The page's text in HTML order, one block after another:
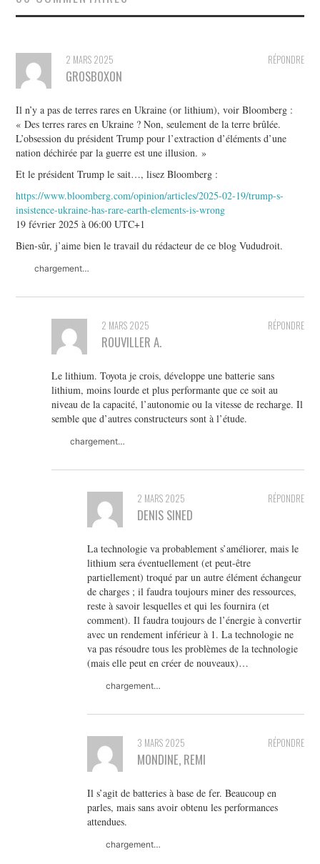
RÉPONDRE
2 MARS 2025
GROSBOXON
Il n’y a pas de terres rares en Ukraine (or lithium), voir Bloomberg :
« Des terres rares en Ukraine ? Non, seulement de la terre brûlée.
L’obsession du président Trump pour l’extraction d’éléments d’une
nation déchirée par la guerre est une illusion. »
Et le président Trump le sait…, lisez Bloomberg :
https://www.bloomberg.com/opinion/articles/2025-02-19/trump-s-
insistence-ukraine-has-rare-earth-elements-is-wrong
19 février 2025 à 06:00 UTC+1
Bien-sûr, j’aime bien le travail du rédacteur de ce blog Vududroit.
chargement…
RÉPONDRE
2 MARS 2025
ROUVILLER A.
Le lithium. Toyota je crois, développe une batterie sans
lithium, moins lourde et plus performante que ce soit au
niveau de la capacité, l’autonomie ou la vitesse de recharge. Il
semble que d’autres constructeurs sont à l’étude.
chargement…
RÉPONDRE
2 MARS 2025
DENIS SINED
La technologie va probablement s’améliorer, mais le
lithium sera éventuellement (et peut-être
partiellement) troqué par un autre élément échangeur
de charges ; il faudra toujours miner des ressources,
reste à savoir lesquelles et qui les fournira (et
comment). Il faudra toujours de l’énergie à convertir
avec un rendement inférieur à 1. La technologie ne
va pas résoudre tous les problèmes de la technologie
(mais elle peut en créer de nouveaux)…
chargement…
RÉPONDRE
3 MARS 2025
MONDINE, REMI
Il s’agit de batteries à base de fer. Beaucoup en
parles, mais sans avoir obtenu les performances
attendues.
chargement…